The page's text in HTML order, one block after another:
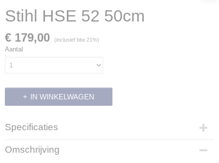
Stihl HSE 52 50cm
€ 179,00 (inclusief btw 21%)
Aantal
IN WINKELWAGEN
Specificaties
Productcode leverancier
4818 011 3530
Omschrijving